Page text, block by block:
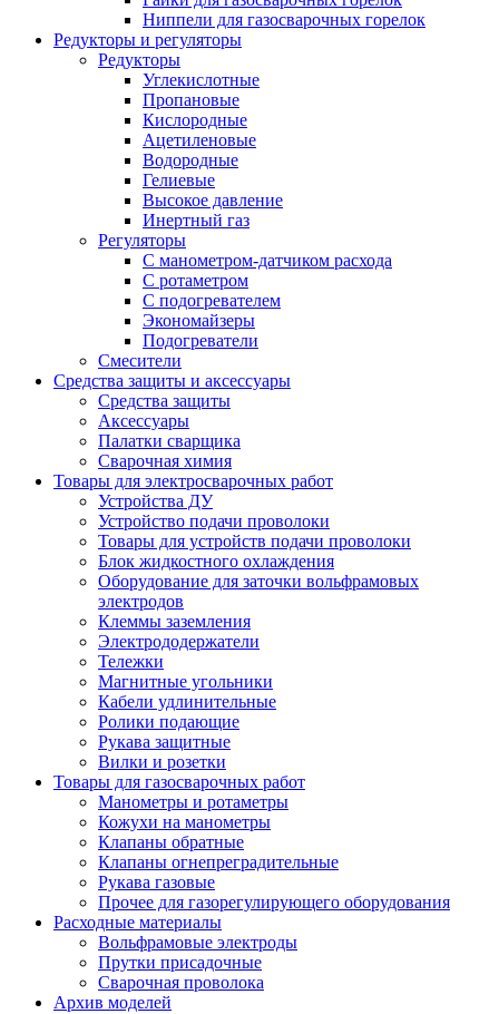
Ниппели для газосварочных горелок
Редукторы и регуляторы
Редукторы
Углекислотные
Пропановые
Кислородные
Ацетиленовые
Водородные
Гелиевые
Высокое давление
Инертный газ
Регуляторы
С манометром-датчиком расхода
С ротаметром
С подогревателем
Экономайзеры
Подогреватели
Смесители
Средства защиты и аксессуары
Средства защиты
Аксессуары
Палатки сварщика
Сварочная химия
Товары для электросварочных работ
Устройства ДУ
Устройство подачи проволоки
Товары для устройств подачи проволоки
Блок жидкостного охлаждения
Оборудование для заточки вольфрамовых
электродов
Клеммы заземления
Электрододержатели
Тележки
Магнитные угольники
Кабели удлинительные
Ролики подающие
Рукава защитные
Вилки и розетки
Товары для газосварочных работ
Манометры и ротаметры
Кожухи на манометры
Клапаны обратные
Клапаны огнепреградительные
Рукава газовые
Прочее для газорегулирующего оборудования
Расходные материалы
Вольфрамовые электроды
Прутки присадочные
Сварочная проволока
Архив моделей